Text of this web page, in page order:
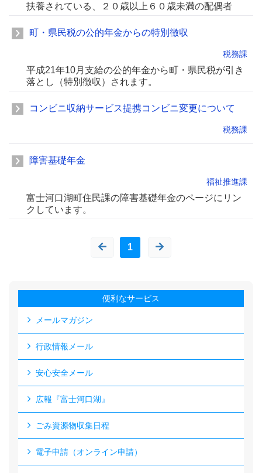
扶養されている、２０歳以上６０歳未満の配偶者
町・県民税の公的年金からの特別徴収
税務課
平成21年10月支給の公的年金から町・県民税が引き
落とし（特別徴収）されます。
コンビニ収納サービス提携コンビニ変更について
税務課
障害基礎年金
福祉推進課
富士河口湖町住民課の障害基礎年金のページにリン
クしています。
1
便利なサービス
メールマガジン
行政情報メール
安心安全メール
広報『富士河口湖』
ごみ資源物収集日程
電子申請（オンライン申請）